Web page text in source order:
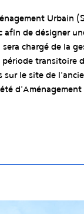
Urbain
afin de désigner
chargé de la
période transitoire
sur le site de